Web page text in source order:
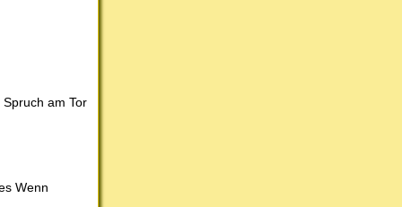
am Tor
Wenn